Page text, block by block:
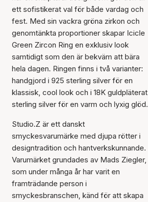
ett sofistikerat val för både vardag och
fest. Med sin vackra gröna zirkon och
genomtänkta proportioner skapar Icicle
Green Zircon Ring en exklusiv look
samtidigt som den är bekväm att bära
hela dagen. Ringen finns i två varianter:
handgjord i 925 sterling silver för en
klassisk, cool look och i 18K guldpläterat
sterling silver för en varm och lyxig glöd.
Studio.Z är ett danskt
smyckesvarumärke med djupa rötter i
designtradition och hantverkskunnande.
Varumärket grundades av Mads Ziegler,
som under många år har varit en
framträdande person i
smyckesbranschen, känd för att skapa